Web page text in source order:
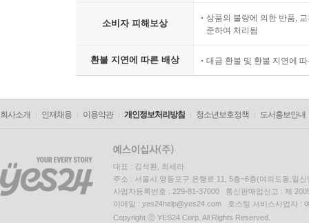
소비자 피해보상
상품의 불량에 의한 반품,
준하여 처리됨
환불 지연에 따른 배상 대금 환불 및 환불 지연에
회사소개 인재채용 이용약관 개인정보처리방침 청소년보호정책 도서홍보안내
대표 : 김석환, 최세라
주소 : 서울시 영등포구 은행로 11, 5층~6층(여의도동,일신
사업자등록번호 : 229-81-37000 통신판매업신고 : 제
이메일 : yes24help@yes24.com 호스팅 서비스사업자 :
Copyright ⓒ YES24 Corp. All Rights Reserved.